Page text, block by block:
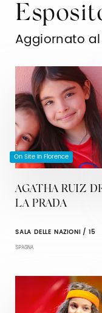
Aggiornato al
On Site In Florence
AGATHA RUIZ
LA PRADA
SALA DELLE NAZIONI / 15
SPAGNA